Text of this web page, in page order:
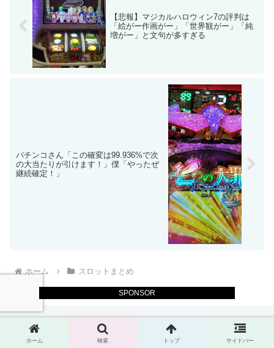
SPONSOR
【悲報】マジカルハロウィン7の評判は
「絵がー作画がー」「世界観がー」「純
増がー」と文句が多すぎる
パチンコさん「この確変は99.936%で次
の大当たりが引けます！」僕「やったぜ
継続確定！」
ホーム スロットまとめ
ホーム 検索 トップ サイドバー